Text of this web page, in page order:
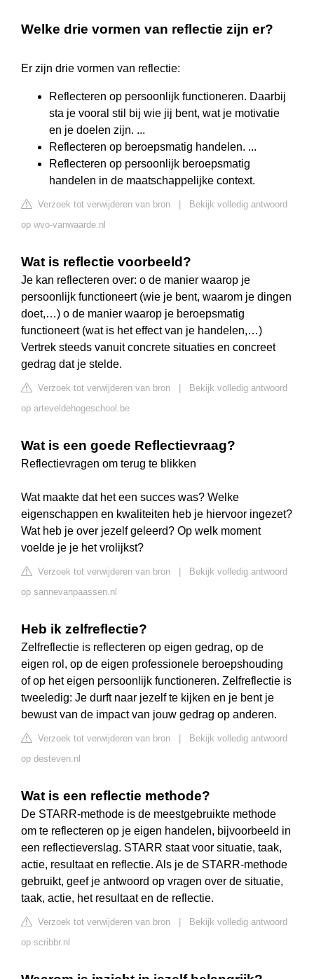
Welke drie vormen van reflectie zijn er?
Er zijn drie vormen van reflectie:
Reflecteren op persoonlijk functioneren. Daarbij
sta je vooral stil bij wie jij bent, wat je motivatie
en je doelen zijn. ...
Reflecteren op beroepsmatig handelen. ...
Reflecteren op persoonlijk beroepsmatig
handelen in de maatschappelijke context.
Verzoek tot verwijderen van bron
Bekijk volledig antwoord
op wvo-vanwaarde.nl
Wat is reflectie voorbeeld?
Je kan reflecteren over: o de manier waarop je
persoonlijk functioneert (wie je bent, waarom je dingen
doet,…) o de manier waarop je beroepsmatig
functioneert (wat is het effect van je handelen,…)
Vertrek steeds vanuit concrete situaties en concreet
gedrag dat je stelde.
Verzoek tot verwijderen van bron
Bekijk volledig antwoord
op arteveldehogeschool.be
Wat is een goede Reflectievraag?
Reflectievragen om terug te blikken
Wat maakte dat het een succes was? Welke
eigenschappen en kwaliteiten heb je hiervoor ingezet?
Wat heb je over jezelf geleerd? Op welk moment
voelde je je het vrolijkst?
Verzoek tot verwijderen van bron
Bekijk volledig antwoord
op sannevanpaassen.nl
Heb ik zelfreflectie?
Zelfreflectie is reflecteren op eigen gedrag, op de
eigen rol, op de eigen professionele beroepshouding
of op het eigen persoonlijk functioneren. Zelfreflectie is
tweeledig: Je durft naar jezelf te kijken en je bent je
bewust van de impact van jouw gedrag op anderen.
Verzoek tot verwijderen van bron
Bekijk volledig antwoord
op desteven.nl
Wat is een reflectie methode?
De STARR-methode is de meestgebruikte methode
om te reflecteren op je eigen handelen, bijvoorbeeld in
een reflectieverslag. STARR staat voor situatie, taak,
actie, resultaat en reflectie. Als je de STARR-methode
gebruikt, geef je antwoord op vragen over de situatie,
taak, actie, het resultaat en de reflectie.
Verzoek tot verwijderen van bron
Bekijk volledig antwoord
op scribbr.nl